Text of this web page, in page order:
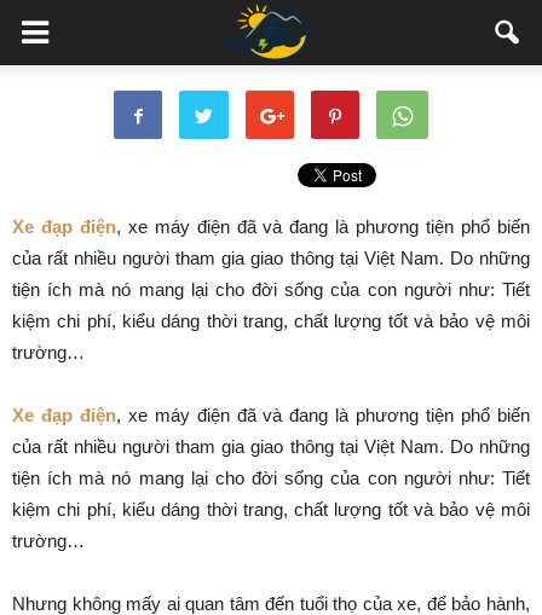
Xe đạp điện, xe máy điện đã và đang là phương tiện phổ biến
của rất nhiều người tham gia giao thông tại Việt Nam. Do những
tiện ích mà nó mang lại cho đời sống của con người như: Tiết
kiệm chi phí, kiểu dáng thời trang, chất lượng tốt và bảo vệ môi
trường…
Xe đạp điện, xe máy điện đã và đang là phương tiện phổ biến
của rất nhiều người tham gia giao thông tại Việt Nam. Do những
tiện ích mà nó mang lại cho đời sống của con người như: Tiết
kiệm chi phí, kiểu dáng thời trang, chất lượng tốt và bảo vệ môi
trường…
Nhưng không mấy ai quan tâm đến tuổi thọ của xe, để bảo hành,